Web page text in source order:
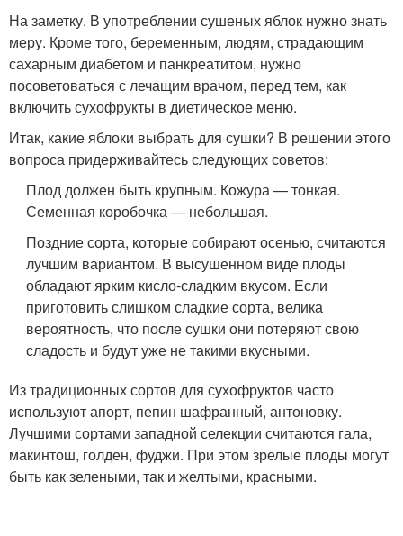
На заметку. В употреблении сушеных яблок нужно знать
меру. Кроме того, беременным, людям, страдающим
сахарным диабетом и панкреатитом, нужно
посоветоваться с лечащим врачом, перед тем, как
включить сухофрукты в диетическое меню.
Итак, какие яблоки выбрать для сушки? В решении этого
вопроса придерживайтесь следующих советов:
Плод должен быть крупным. Кожура — тонкая.
Семенная коробочка — небольшая.
Поздние сорта, которые собирают осенью, считаются
лучшим вариантом. В высушенном виде плоды
обладают ярким кисло-сладким вкусом. Если
приготовить слишком сладкие сорта, велика
вероятность, что после сушки они потеряют свою
сладость и будут уже не такими вкусными.
Из традиционных сортов для сухофруктов часто
используют апорт, пепин шафранный, антоновку.
Лучшими сортами западной селекции считаются гала,
макинтош, голден, фуджи. При этом зрелые плоды могут
быть как зелеными, так и желтыми, красными.